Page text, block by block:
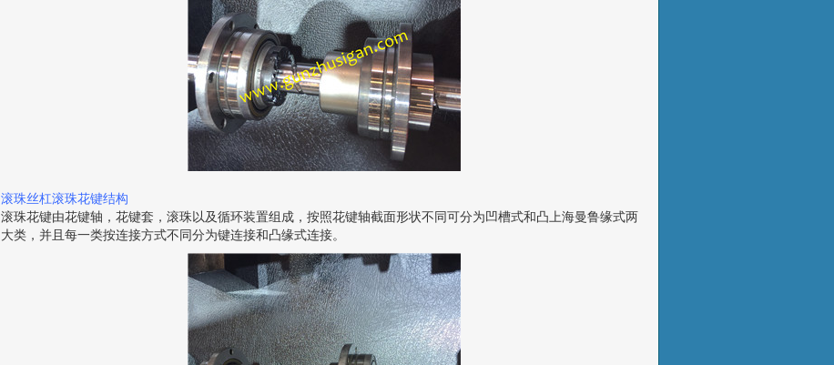
滚珠丝杠滚珠花键结构
滚珠花键由花键轴，花键套，滚珠以及循环装置组成，按照花键轴截面形状不同可分为凹槽式和凸上海曼鲁缘式两
大类，并且每一类按连接方式不同分为键连接和凸缘式连接。